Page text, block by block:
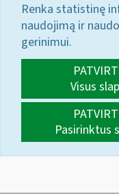
Renka statistinę
naudojimą ir
gerinimui.
Visus
Pasirinktus